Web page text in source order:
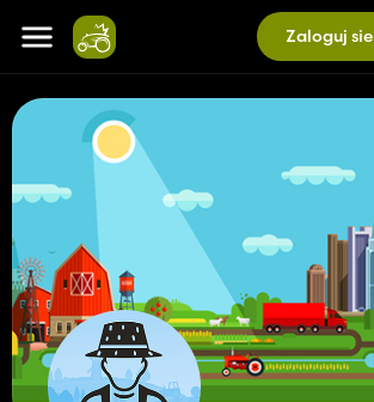
Zaloguj sie